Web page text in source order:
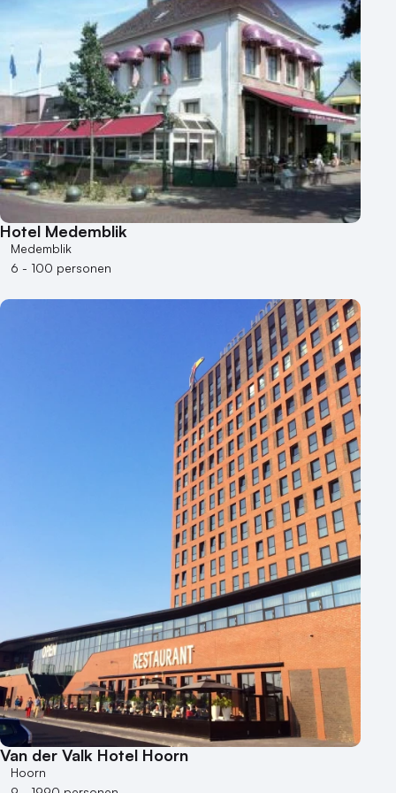
Hybride events
Industriële locatie
Kasteel en landgoed
Kleine / intieme locatie
Locaties aan zee
Museum
Theater
Varende locatie
Hotel Medemblik
Medemblik
6 - 100 personen
Van der Valk Hotel Hoorn
Hoorn